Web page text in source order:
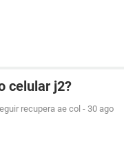
celular j2?
recupera ae col - 30 ago